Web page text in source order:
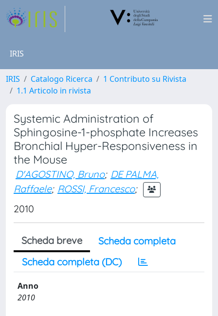
IRIS
IRIS Catalogo Ricerca
1 Contributo su Rivista
1.1 Articolo in rivista
Systemic Administration of
Sphingosine-1-phosphate Increases
Bronchial Hyper-Responsiveness in
the Mouse
D'AGOSTINO, Bruno; DE PALMA,
Raffaele; ROSSI, Francesco;
2010
Scheda breve
Scheda completa
Scheda completa (DC)
Anno
2010